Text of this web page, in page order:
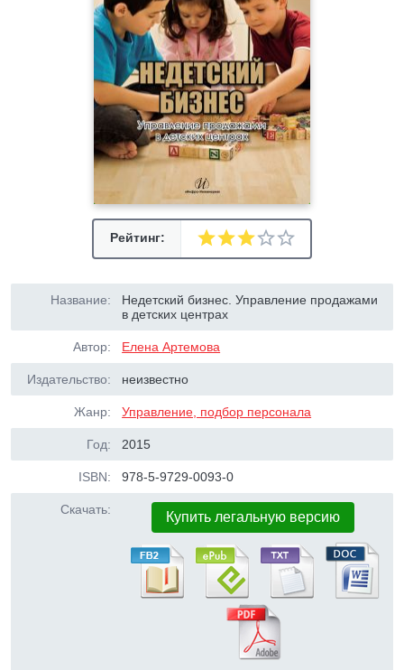
Рейтинг:
Название:
Недетский бизнес. Управление продажами
в детских центрах
Автор: Елена Артемова
Издательство: неизвестно
Жанр: Управление, подбор персонала
Год: 2015
ISBN: 978-5-9729-0093-0
Скачать: Купить легальную версию